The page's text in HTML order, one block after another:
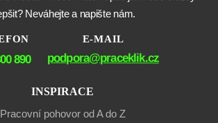
Neváhejte a napište nám.
890
E-MAIL
podpora@praceklik.cz
INSPIRACE
Pracovní pohovor od A do Z